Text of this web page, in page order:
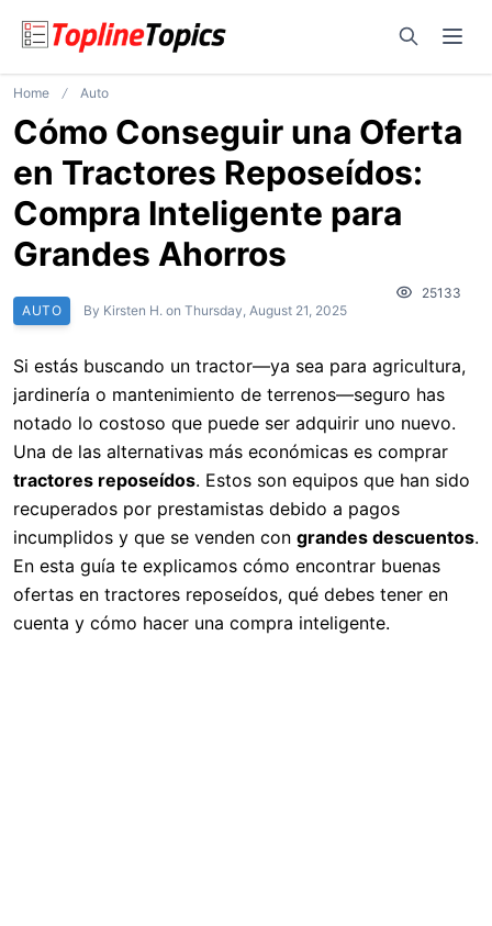
Open
Home Auto
Cómo Conseguir una Oferta
en Tractores Reposeídos:
Compra Inteligente para
Grandes Ahorros
AUTO By Kirsten H. on Thursday, August 21, 2025
25133
Si estás buscando un tractor—ya sea para agricultura,
jardinería o mantenimiento de terrenos—seguro has
notado lo costoso que puede ser adquirir uno nuevo.
Una de las alternativas más económicas es comprar
tractores reposeídos. Estos son equipos que han sido
recuperados por prestamistas debido a pagos
incumplidos y que se venden con grandes descuentos.
En esta guía te explicamos cómo encontrar buenas
ofertas en tractores reposeídos, qué debes tener en
cuenta y cómo hacer una compra inteligente.